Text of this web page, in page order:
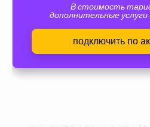
В стоимость
дополнительные услуги
подключить по